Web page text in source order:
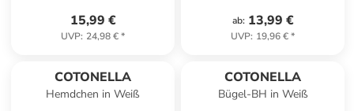
15,99 €
UVP: 24,98 €*
ab: 13,99 €
UVP: 19,96 €*
COTONELLA
Hemdchen in Weiß
COTONELLA
Bügel-BH in Weiß